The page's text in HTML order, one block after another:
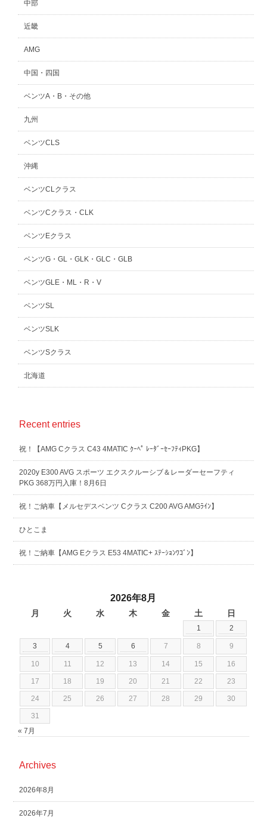
中部
近畿
AMG
中国・四国
ベンツA・B・その他
九州
ベンツCLS
沖縄
ベンツCLクラス
ベンツCクラス・CLK
ベンツEクラス
ベンツG・GL・GLK・GLC・GLB
ベンツGLE・ML・R・V
ベンツSL
ベンツSLK
ベンツSクラス
北海道
Recent entries
祝！【AMG Cクラス C43 4MATIC ｸｰﾍﾟ ﾚｰﾀﾞｰｾｰﾌﾃｨPKG】
2020y E300 AVG スポーツ エクスクルーシブ＆レーダーセーフティ
PKG 368万円入庫！8月6日
祝！ご納車【メルセデスベンツ Cクラス C200 AVG AMGﾗｲﾝ】
ひとこま
祝！ご納車【AMG Eクラス E53 4MATIC+ ｽﾃｰｼｮﾝﾜｺﾞﾝ】
2026年8月
月 火 水 木 金 土 日
1 2
3 4 5 6 7 8 9
10 11 12 13 14 15 16
17 18 19 20 21 22 23
24 25 26 27 28 29 30
31
« 7月
Archives
2026年8月
2026年7月